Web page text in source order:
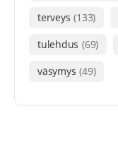
terveys (133)
tulehdus (69)
väsymys (49)